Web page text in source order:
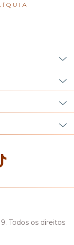
Todos os direitos